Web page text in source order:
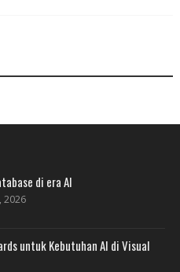
di era AI
2026
untuk Kebutuhan AI di Visual